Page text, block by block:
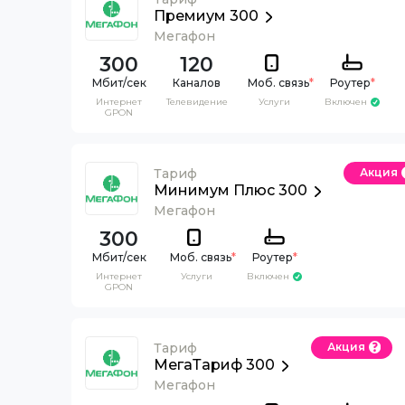
Премиум 300
Мегафон
300
Интернет
GPON
120
Каналов
Телевидение
Моб. связь*
Услуги
Роутер*
Включен
Тариф
Минимум Плюс 300
Мегафон
Акция
300
Интернет
GPON
Моб. связь*
Услуги
Роутер*
Включен
Тариф
МегаТариф 300
Мегафон
Акция